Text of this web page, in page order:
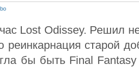
Lost Odissey. Решил
реинкарнация старой
бы быть Final